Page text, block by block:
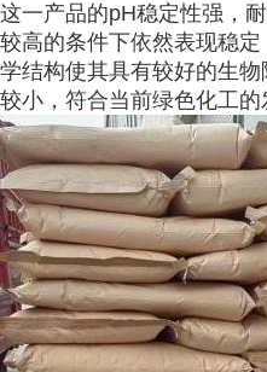
这一产品的pH稳定性强，
较高的条件下依然表现稳
学结构使其具有较好的生
较小，符合当前绿色化工的